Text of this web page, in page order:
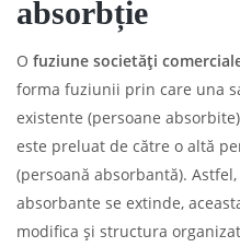
absorbție
O fuziune societăți
forma fuziunii prin care una
existente (persoane
este preluat de către o altă
(persoană absorbantă).
absorbante se extinde,
modifica și structura